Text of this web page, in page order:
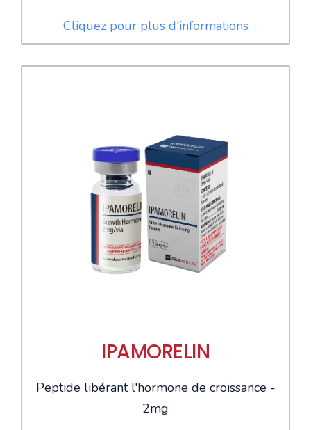
Cliquez pour plus d'informations
IPAMORELIN
Peptide libérant l'hormone de croissance -
2mg